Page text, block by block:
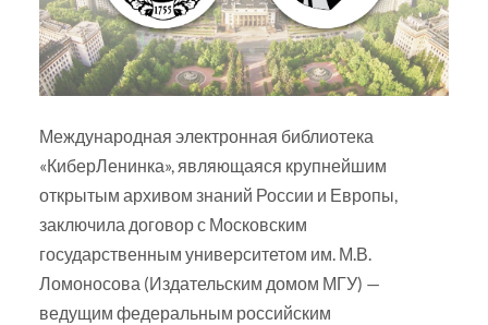
Международная электронная библиотека
«КиберЛенинка», являющаяся крупнейшим
открытым архивом знаний России и Европы,
заключила договор с Московским
государственным университетом им. М.В.
Ломоносова (Издательским домом МГУ) —
ведущим федеральным российским